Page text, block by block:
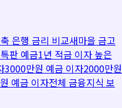
은행 금리 비교새마을 금고
특판 예금1년 적금 이자 높은
3000만원 예금 이자2000만원
예금 이자전체 금융지식 보